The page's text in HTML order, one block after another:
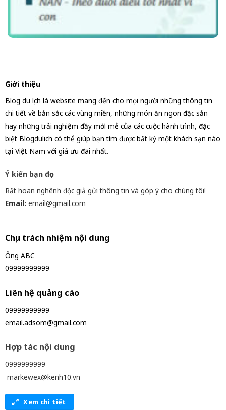
Giới thiệu
Blog du lịch là website mang đến cho mọi người những thông tin
chi tiết về bản sắc các vùng miền, những món ăn ngon đặc sản
hay những trải nghiệm đầy mới mẻ của các cuộc hành trình, đặc
biệt Blogdulich có thể giúp bạn tìm được bất kỳ một khách sạn nào
tại Việt Nam với giá ưu đãi nhất.
Ý kiến bạn đọc
Rất hoan nghênh độc giả gửi thông tin và góp ý cho chúng tôi!
Email: email@gmail.com
Chịu trách nhiệm nội dung
Ông ABC
09999999999
Liên hệ quảng cáo
09999999999
email.adsom@gmail.com
Hợp tác nội dung
0999999999
markewex@kenh10.vn
Xem chi tiết